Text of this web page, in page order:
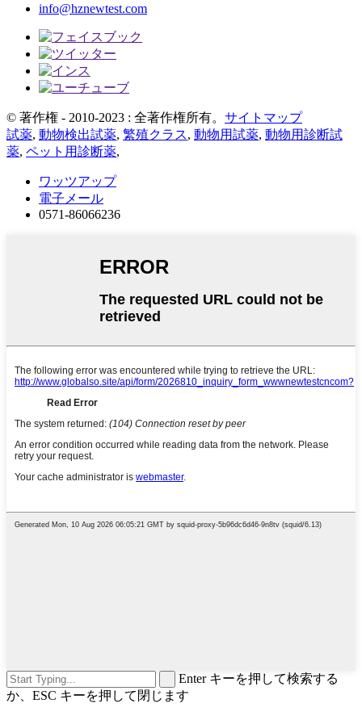
info@hznewtest.com
© 著作権 - 2010-2023 : 全著作権所有。 サイトマップ
試薬, 動物検出試薬, 繁殖クラス, 動物用試薬, 動物用診断試
薬, ペット用診断薬,
ワッツアップ
電子メール
0571-86066236
Enter キーを押して検索する
か、ESC キーを押して閉じます